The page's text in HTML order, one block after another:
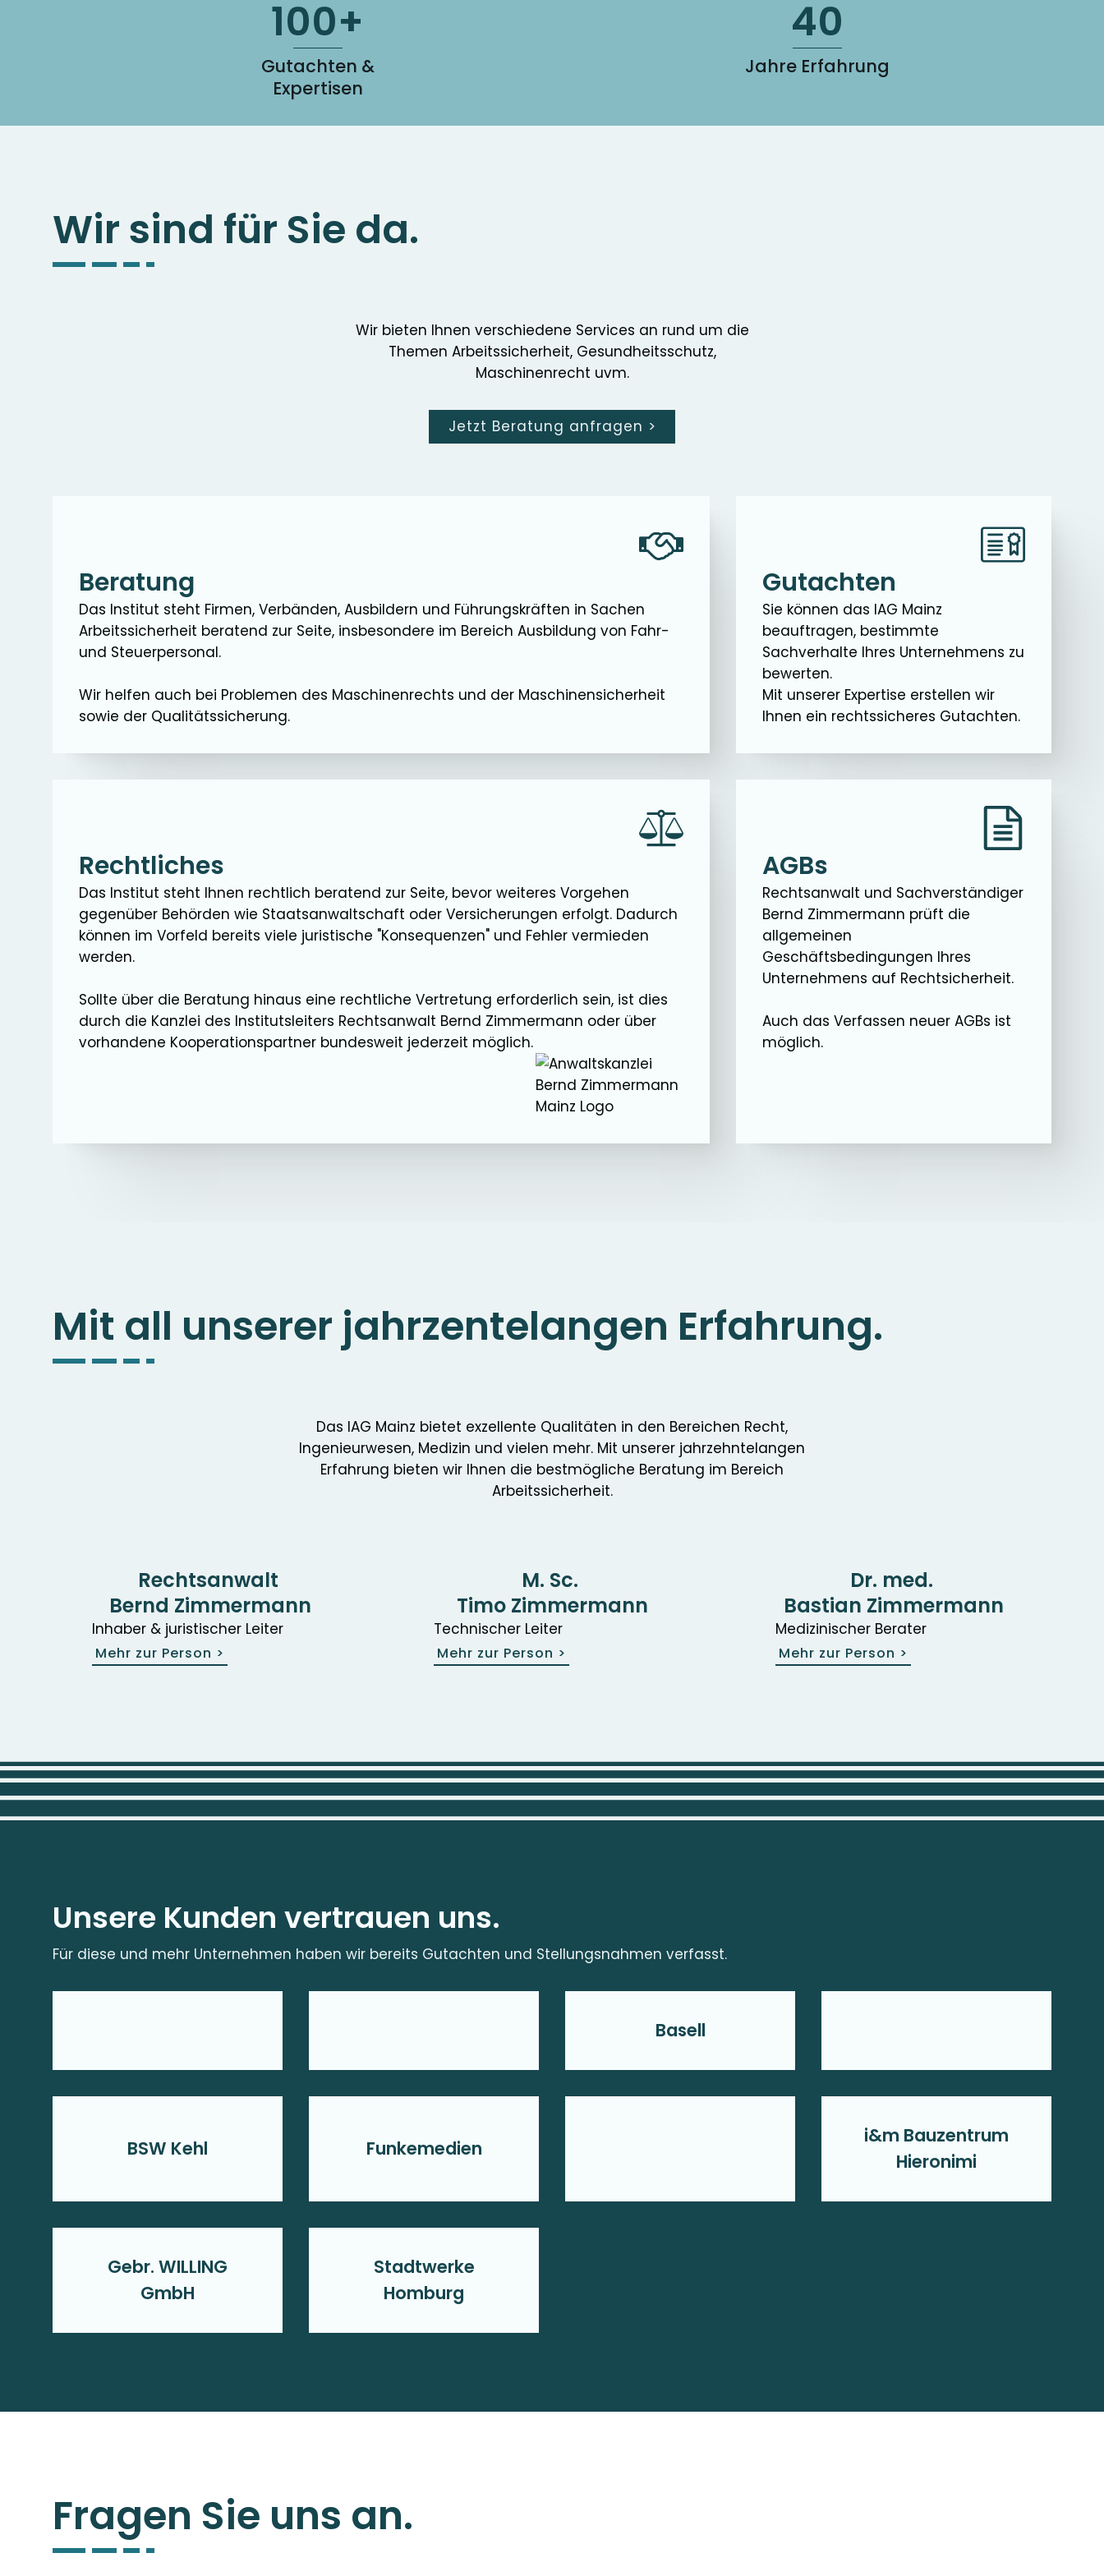
100+
Gutachten &
Expertisen
40
Jahre Erfahrung
Wir sind für Sie da.
Wir bieten Ihnen verschiedene Services an rund um die
Themen Arbeitssicherheit, Gesundheitsschutz,
Maschinenrecht uvm.
Jetzt Beratung anfragen >
Beratung
Das Institut steht Firmen, Verbänden, Ausbildern und Führungskräften in Sachen
Arbeitssicherheit beratend zur Seite, insbesondere im Bereich Ausbildung von Fahr-
und Steuerpersonal.
Wir helfen auch bei Problemen des Maschinenrechts und der Maschinensicherheit
sowie der Qualitätssicherung.
Gutachten
Sie können das IAG Mainz
beauftragen, bestimmte
Sachverhalte Ihres Unternehmens zu
bewerten.
Mit unserer Expertise erstellen wir
Ihnen ein rechtssicheres Gutachten.
Rechtliches
Das Institut steht Ihnen rechtlich beratend zur Seite, bevor weiteres Vorgehen
gegenüber Behörden wie Staatsanwaltschaft oder Versicherungen erfolgt. Dadurch
können im Vorfeld bereits viele juristische "Konsequenzen" und Fehler vermieden
werden.
Sollte über die Beratung hinaus eine rechtliche Vertretung erforderlich sein, ist dies
durch die Kanzlei des Institutsleiters Rechtsanwalt Bernd Zimmermann oder über
vorhandene Kooperationspartner bundesweit jederzeit möglich.
AGBs
Rechtsanwalt und Sachverständiger
Bernd Zimmermann prüft die
allgemeinen
Geschäftsbedingungen Ihres
Unternehmens auf Rechtsicherheit.
Auch das Verfassen neuer AGBs ist
möglich.
Mit all unserer jahrzentelangen Erfahrung.
Das IAG Mainz bietet exzellente Qualitäten in den Bereichen Recht,
Ingenieurwesen, Medizin und vielen mehr. Mit unserer jahrzehntelangen
Erfahrung bieten wir Ihnen die bestmögliche Beratung im Bereich
Arbeitssicherheit.
Rechtsanwalt
Bernd Zimmermann
Inhaber & juristischer Leiter
Mehr zur Person >
M. Sc.
Timo Zimmermann
Technischer Leiter
Mehr zur Person >
Dr. med.
Bastian Zimmermann
Medizinischer Berater
Mehr zur Person >
Unsere Kunden vertrauen uns.
Für diese und mehr Unternehmen haben wir bereits Gutachten und Stellungsnahmen verfasst.
Basell
BSW Kehl Funkemedien
i&m Bauzentrum
Hieronimi
Gebr. WILLING
GmbH
Stadtwerke
Homburg
Fragen Sie uns an.